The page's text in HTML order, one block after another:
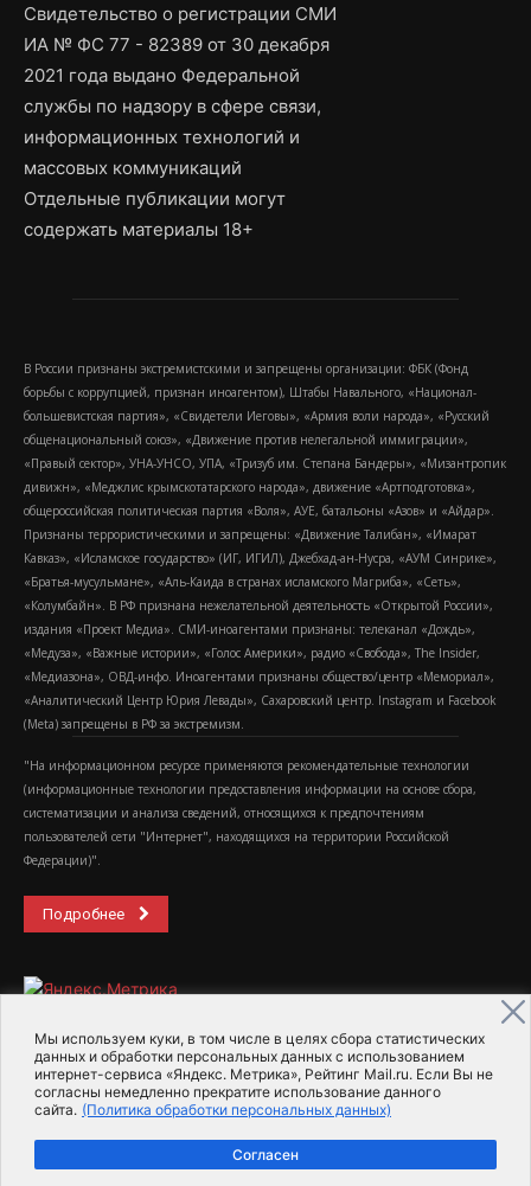
Мы используем куки, в том числе в целях сбора статистических
данных и обработки персональных данных с использованием
интернет-сервиса «Яндекс. Метрика», Рейтинг Mail.ru. Если Вы не
согласны немедленно прекратите использование данного
сайта. (Политика обработки персональных данных)
Согласен
Свидетельство о регистрации СМИ
ИА № ФС 77 - 82389 от 30 декабря
2021 года выдано Федеральной
службы по надзору в сфере связи,
информационных технологий и
массовых коммуникаций
Отдельные публикации могут
содержать материалы 18+
В России признаны экстремистскими и запрещены организации: ФБК (Фонд
борьбы с коррупцией, признан иноагентом), Штабы Навального, «Национал-
большевистская партия», «Свидетели Иеговы», «Армия воли народа», «Русский
общенациональный союз», «Движение против нелегальной иммиграции»,
«Правый сектор», УНА-УНСО, УПА, «Тризуб им. Степана Бандеры», «Мизантропик
дивижн», «Меджлис крымскотатарского народа», движение «Артподготовка»,
общероссийская политическая партия «Воля», АУЕ, батальоны «Азов» и «Айдар».
Признаны террористическими и запрещены: «Движение Талибан», «Имарат
Кавказ», «Исламское государство» (ИГ, ИГИЛ), Джебхад-ан-Нусра, «АУМ Синрике»,
«Братья-мусульмане», «Аль-Каида в странах исламского Магриба», «Сеть»,
«Колумбайн». В РФ признана нежелательной деятельность «Открытой России»,
издания «Проект Медиа». СМИ-иноагентами признаны: телеканал «Дождь»,
«Медуза», «Важные истории», «Голос Америки», радио «Свобода», The Insider,
«Медиазона», ОВД-инфо. Иноагентами признаны общество/центр «Мемориал»,
«Аналитический Центр Юрия Левады», Сахаровский центр. Instagram и Facebook
(Metа) запрещены в РФ за экстремизм.
"На информационном ресурсе применяются рекомендательные технологии
(информационные технологии предоставления информации на основе сбора,
систематизации и анализа сведений, относящихся к предпочтениям
пользователей сети "Интернет", находящихся на территории Российской
Федерации)".
Подробнее
2015-2026- Информационное агентство МедиаПоток
Для справки Об издании
Пользовательское соглашение
Политика обработки персональных данных